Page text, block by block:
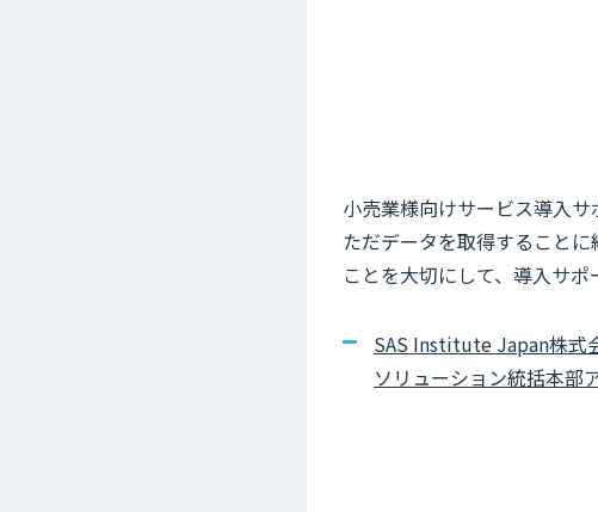
小売業様向けサービス導入サ
ただデータを取得すること
ことを大切にして、導入サポ
SAS Institute Japan株式
ソリューション統括本